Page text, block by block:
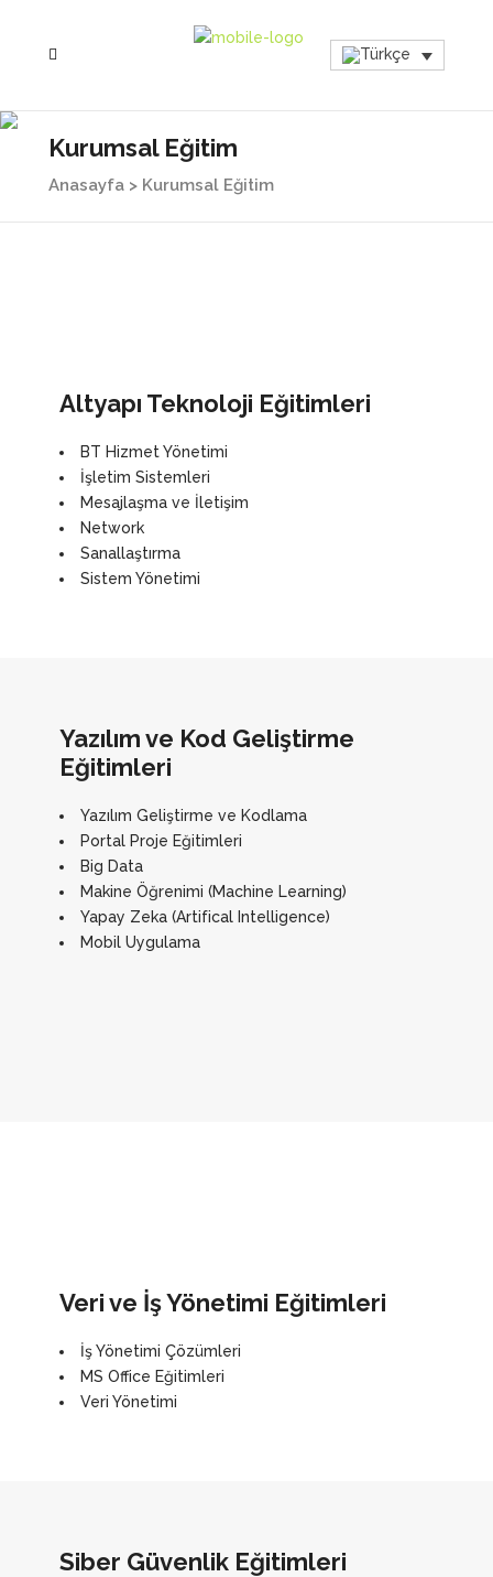
Kurumsal Eğitim
Anasayfa > Kurumsal Eğitim
Altyapı Teknoloji Eğitimleri
BT Hizmet Yönetimi
İşletim Sistemleri
Mesajlaşma ve İletişim
Network
Sanallaştırma
Sistem Yönetimi
Yazılım ve Kod Geliştirme
Eğitimleri
Yazılım Geliştirme ve Kodlama
Portal Proje Eğitimleri
Big Data
Makine Öğrenimi (Machine Learning)
Yapay Zeka (Artifical Intelligence)
Mobil Uygulama
Veri ve İş Yönetimi Eğitimleri
İş Yönetimi Çözümleri
MS Office Eğitimleri
Veri Yönetimi
Siber Güvenlik Eğitimleri